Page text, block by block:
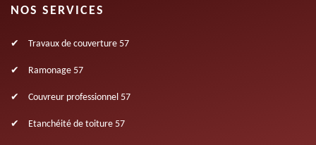
NOS SERVICES
Travaux de couverture 57
Ramonage 57
Couvreur professionnel 57
Etanchéité de toiture 57